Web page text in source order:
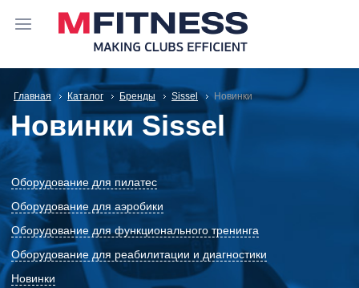
Главная Каталог Бренды Sissel Новинки
Новинки Sissel
Оборудование для пилатес
Оборудование для аэробики
Оборудование для функционального тренинга
Оборудование для реабилитации и диагностики
Новинки